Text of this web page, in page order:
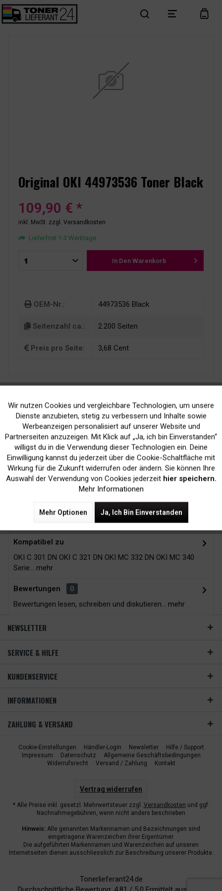
search menu cart
Original OKI 44973536 Toner Black
109,90 € *
inkl. MwSt. zzgl. Versandkosten
Lieferfrist 1-3 Werktage
In Den Warenkorb
OEM-Nr.: 44973536 Black
Seitenzahl ca.: 2.200 Seiten
Preis pro Seite: 3,68 Cent
Kein Verlust der
Druckergarantie
Versand innerhalb von
24H*
Beschreibung
Kompatibel zu
OKI C 301 DN OKI C 321 DN OKI MC 332 DN OKI MC 340
Serie... mehr
Bewertungen
0
Bewertungen lesen, schreiben und diskutieren... mehr
NEWSLETTER
SERVICE & HILFE
KUNDENSERVICE
INFORMATIONEN
ZAHLUNG & VERSAND
Cookie-Einstellungen Händler-Login Newsletter
Hilfe / Support
Impressum
Datenschutz
Allgemeine Geschäftsbedingungen
Widerrufsrecht
Versand / Zahlung Kontakt
Vertrag widerrufen
* Alle Preise inkl. gesetzl. Mehrwertsteuer zzgl. Versandkosten und ggf.
Nachnahmegebühren, wenn nicht anders beschrieben
Hinweis: Alle genannten Markennamen und Bezeichnungen sind
eingetragene Warenzeichen ihrer Eigentümer.
Die aufgeführten Markennamen und Warenzeichen auf unseren
Internetseiten dienen ausschliesslich zur Beschreibung unserer Produkte.
Tonerlieferant24.de
Funktionale Aktiv
Marketing Inaktiv
Tracking Inaktiv
Wir nutzen Cookies und vergleichbare Technologien, um unsere
Dienste anzubieten, stetig zu verbessern und Inhalte sowie
Werbeanzeigen personalisiert auf unserer Website und
Partnerseiten anzuzeigen. Mit Klick auf „Ja, ich bin Einverstanden“
willigst du in die Verwendung dieser Technologien ein. Deine
Einwilligung kannst du jederzeit über die Cookie-Schaltfläche mit
Wirkung für die Zukunft widerrufen oder ändern. Sie können Ihre
Auswahl der Verwendung von Cookies jederzeit hier speichern.
Mehr Informationen
Mehr Optionen Ja, Ich Bin Einverstanden